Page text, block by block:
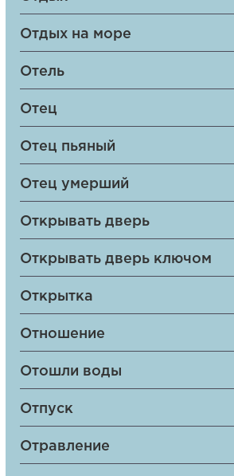
Отдых на море
Отель
Отец
Отец пьяный
Отец умерший
Открывать дверь
Открывать дверь ключом
Открытка
Отношение
Отошли воды
Отпуск
Отравление